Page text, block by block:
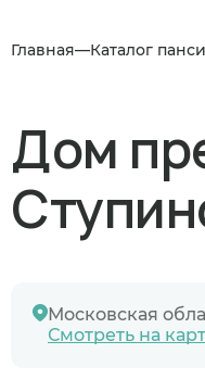
Главная Каталог
Дом
Московская
Смотреть на